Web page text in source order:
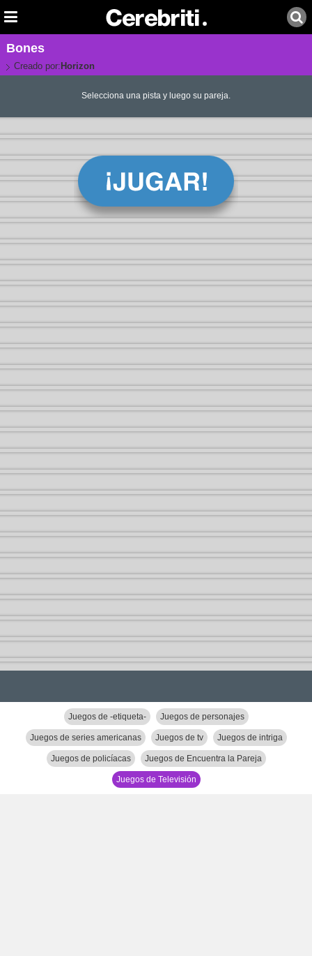
Bones
Creado por: Horizon
Selecciona una pista y luego su pareja.
Juegos de -etiqueta- Juegos de personajes
Juegos de series americanas Juegos de tv Juegos de intriga
Juegos de policíacas Juegos de Encuentra la Pareja
Juegos de Televisión